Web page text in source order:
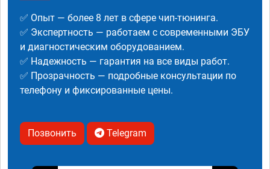
✅ Опыт — более 8 лет в сфере чип-тюнинга.
✅ Экспертность — работаем с современными ЭБУ
и диагностическим оборудованием.
✅ Надежность — гарантия на все виды работ.
✅ Прозрачность — подробные консультации по
телефону и фиксированные цены.
Позвонить Telegram